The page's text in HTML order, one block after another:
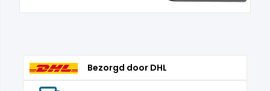
Bezorgd door DHL